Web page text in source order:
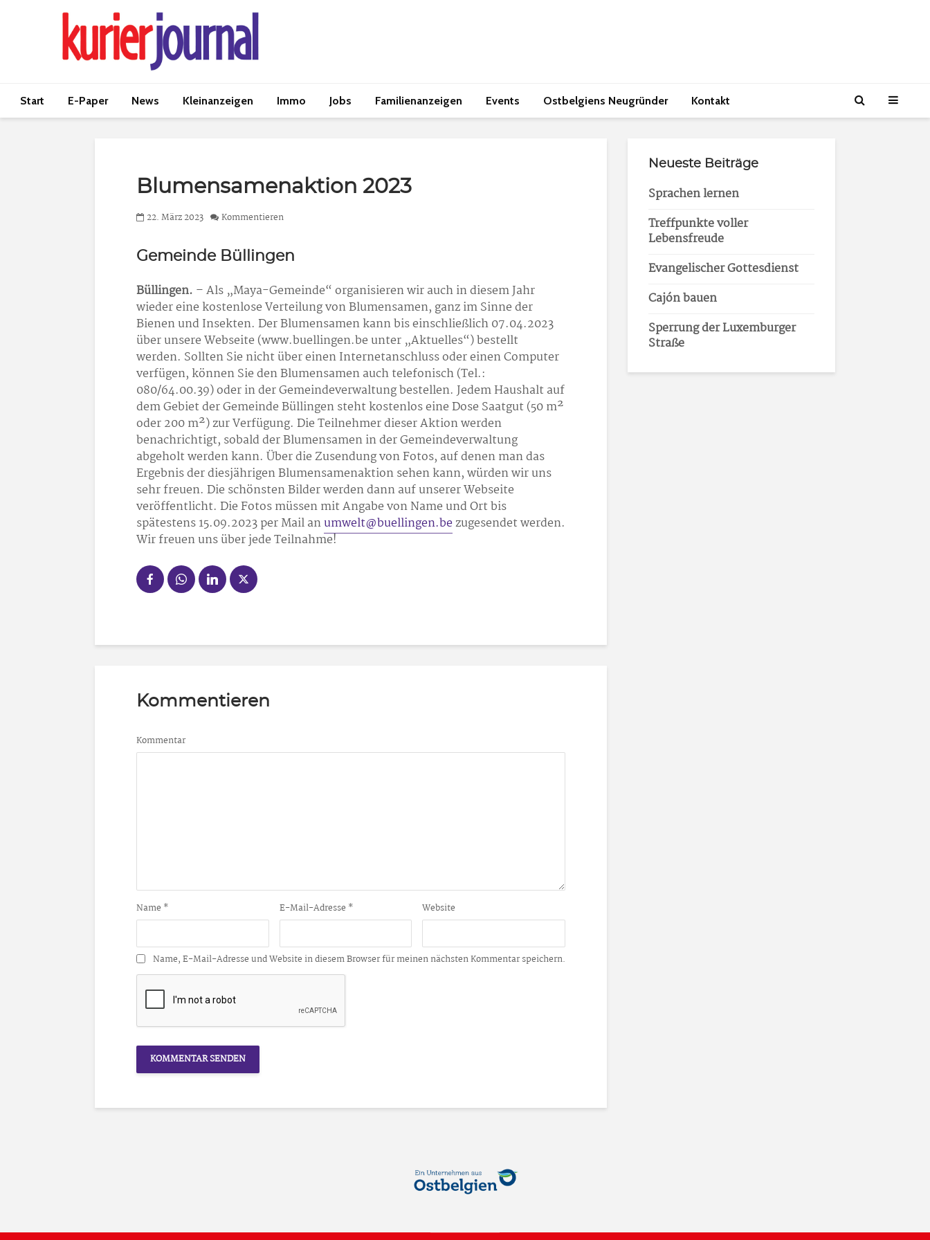
Start E-Paper News Kleinanzeigen Immo Jobs Familienanzeigen Events Ostbelgiens Neugründer Kontakt
Blumensamenaktion 2023
22. März 2023 Kommentieren
Gemeinde Büllingen
Büllingen. – Als „Maya-Gemeinde“ organisieren wir auch in diesem Jahr
wieder eine kostenlose Verteilung von Blumensamen, ganz im Sinne der
Bienen und Insekten. Der Blumensamen kann bis einschließlich 07.04.2023
über unsere Webseite (www.buellingen.be unter „Aktuelles“) bestellt
werden. Sollten Sie nicht über einen Internetanschluss oder einen Computer
verfügen, können Sie den Blumensamen auch telefonisch (Tel.:
080/64.00.39) oder in der Gemeindeverwaltung bestellen. Jedem Haushalt auf
dem Gebiet der Gemeinde Büllingen steht kostenlos eine Dose Saatgut (50 m²
oder 200 m²) zur Verfügung. Die Teilnehmer dieser Aktion werden
benachrichtigt, sobald der Blumensamen in der Gemeindeverwaltung
abgeholt werden kann. Über die Zusendung von Fotos, auf denen man das
Ergebnis der diesjährigen Blumensamenaktion sehen kann, würden wir uns
sehr freuen. Die schönsten Bilder werden dann auf unserer Webseite
veröffentlicht. Die Fotos müssen mit Angabe von Name und Ort bis
spätestens 15.09.2023 per Mail anumwelt@buellingen.bezugesendet werden.
Wir freuen uns über jede Teilnahme!
Kommentieren
Kommentar
Name * E-Mail-Adresse * Website
Name, E-Mail-Adresse und Website in diesem Browser für meinen nächsten Kommentar speichern.
Neueste Beiträge
Sprachen lernen
Treffpunkte voller
Lebensfreude
Evangelischer Gottesdienst
Cajón bauen
Sperrung der Luxemburger
Straße